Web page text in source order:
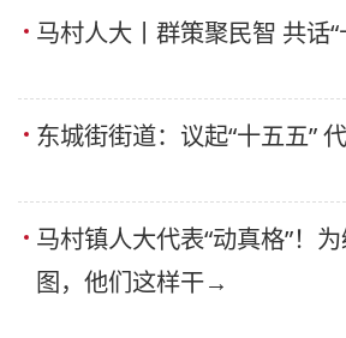
马村人大丨群策聚民智 共话“
东城街街道：议起“十五五”
马村镇人大代表“动真格”！
图，他们这样干→